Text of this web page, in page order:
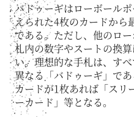
バドゥーギはローボール
えられた4枚のカードから
である。ただし、他のロ
札内の数字やスートの換
い。理想的な手札は、す
異なる「バドゥーギ」で
カードが1枚あれば「スリ
ーカード」等となる。